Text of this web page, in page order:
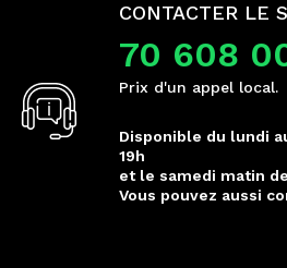
CONTACTER LE
70 608
Prix d'un appel local.
Disponible du lundi
19h
et le samedi matin
Vous pouvez aussi